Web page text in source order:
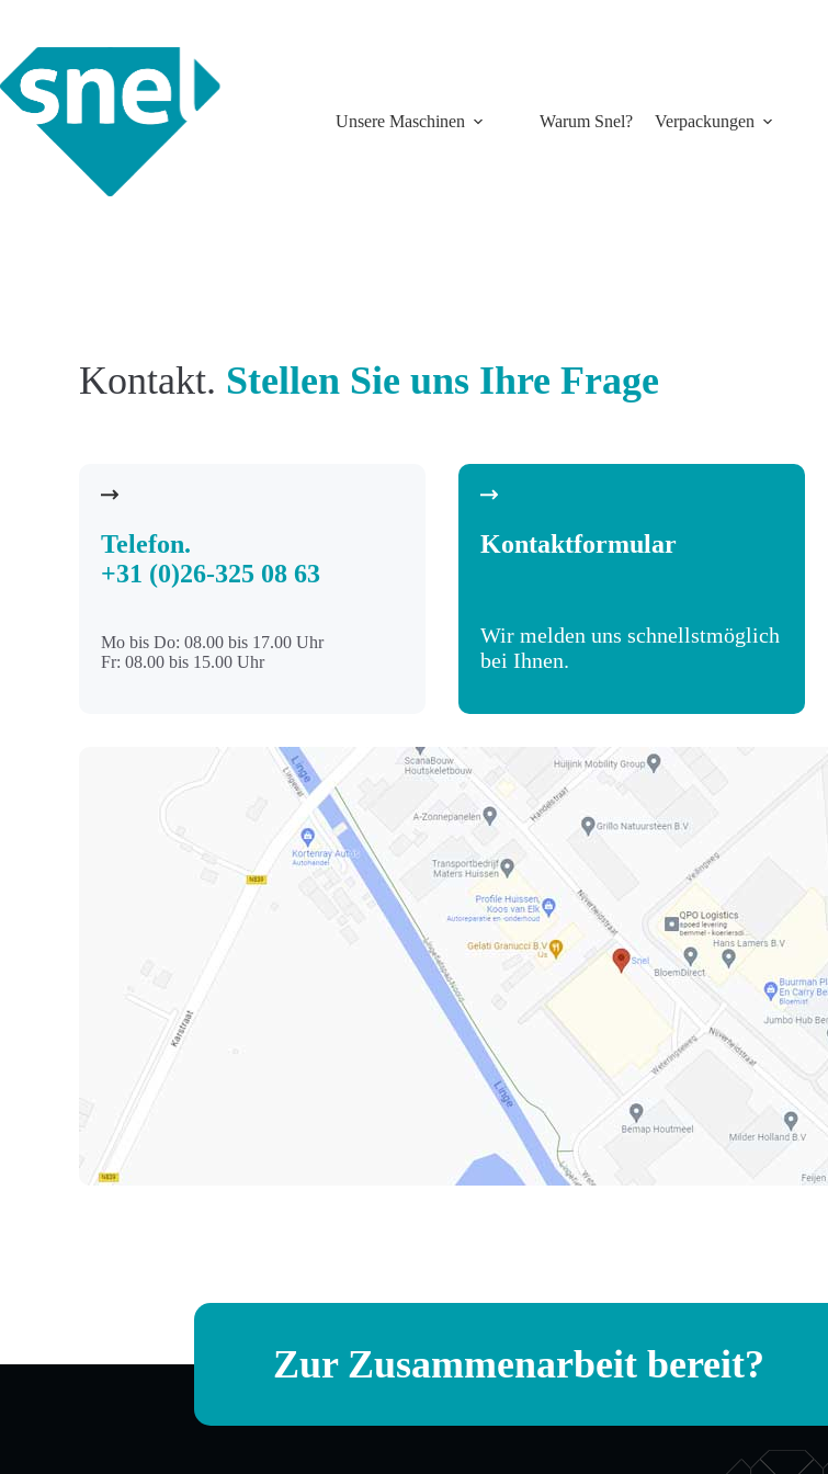
springen
Unsere Maschinen Warum Snel? Verpackungen
Kontakt. Stellen Sie uns Ihre Frage
Telefon.
+31 (0)26-325 08 63
Mo bis Do: 08.00 bis 17.00 Uhr
Fr: 08.00 bis 15.00 Uhr
Kontaktformular
Wir melden uns schnellstmöglich
bei Ihnen.
Zur Zusammenarbeit bereit?